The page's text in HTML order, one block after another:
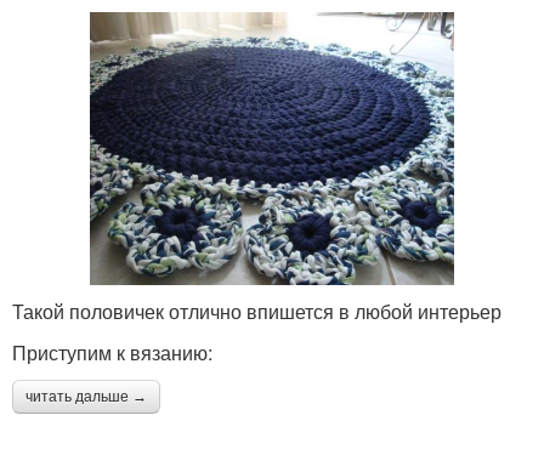
Такой половичек отлично впишется в любой интерьер
Приступим к вязанию:
читать дальше →